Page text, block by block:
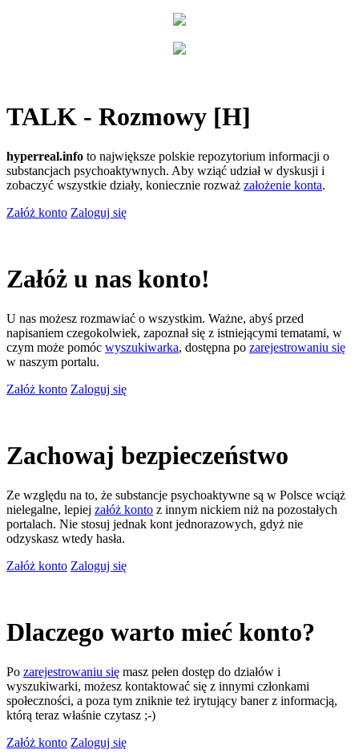
TALK - Rozmowy [H]
hyperreal.info to największe polskie repozytorium informacji o
substancjach psychoaktywnych. Aby wziąć udział w dyskusji i
zobaczyć wszystkie działy, koniecznie rozważ założenie konta.
Załóż konto Zaloguj się
Załóż u nas konto!
U nas możesz rozmawiać o wszystkim. Ważne, abyś przed
napisaniem czegokolwiek, zapoznał się z istniejącymi tematami, w
czym może pomóc wyszukiwarka, dostępna po zarejestrowaniu się
w naszym portalu.
Załóż konto Zaloguj się
Zachowaj bezpieczeństwo
Ze względu na to, że substancje psychoaktywne są w Polsce wciąż
nielegalne, lepiej załóż konto z innym nickiem niż na pozostałych
portalach. Nie stosuj jednak kont jednorazowych, gdyż nie
odzyskasz wtedy hasła.
Załóż konto Zaloguj się
Dlaczego warto mieć konto?
Po zarejestrowaniu się masz pełen dostęp do działów i
wyszukiwarki, możesz kontaktować się z innymi członkami
społeczności, a poza tym zniknie też irytujący baner z informacją,
którą teraz właśnie czytasz ;-)
Załóż konto Zaloguj się